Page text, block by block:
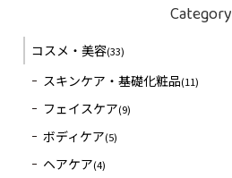
Category
コスメ・美容(33)
スキンケア・基礎化粧品(11)
フェイスケア(9)
ボディケア(5)
ヘアケア(4)